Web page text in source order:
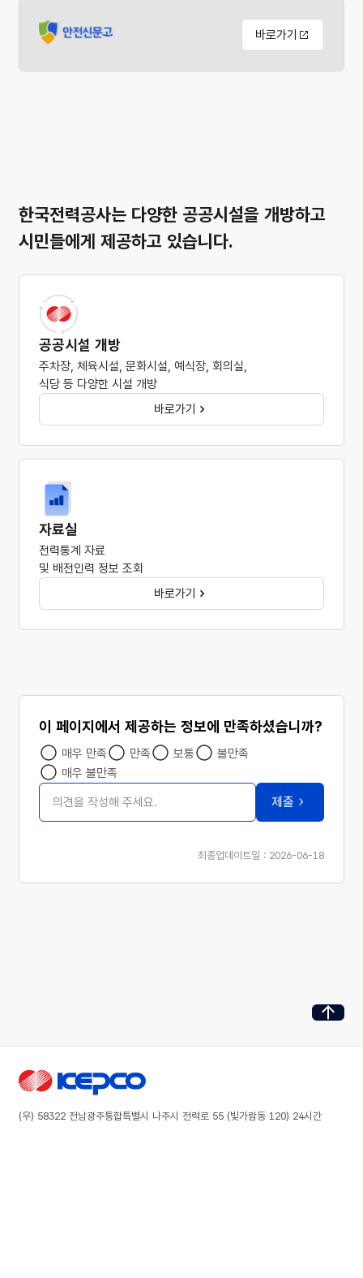
바로가기
한국전력공사는 다양한 공공시설을 개방하고
시민들에게 제공하고 있습니다.
공공시설 개방
주차장, 체육시설, 문화시설, 예식장, 회의실,
식당 등 다양한 시설 개방
바로가기
자료실
전력통계 자료
및 배전인력 정보 조회
바로가기
이 페이지에서 제공하는 정보에 만족하셨습니까?
매우 만족 만족 보통
불만족
매우 불만족
의견 작성
제출
최종업데이트일 : 2026-06-18
페이지
한국전력공사
(우) 58322 전남광주통합특별시 나주시 전력로 55 (빛가람동 120) 24시간